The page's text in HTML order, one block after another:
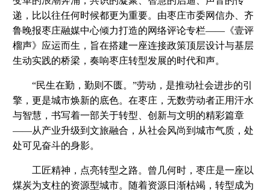
递，比以往任何时候都更为重要。由枣庄市委网信办、齐
鲁晚报枣庄融媒中心倾力打造的网络评论专栏——《壹评
榴声》应运而生，旨在搭建一座连接政策顶层设计与基层
生动实践的桥梁，奏响枣庄转型发展的时代和声。
“民生在勤，勤则不匮。”劳动，是推动社会进步的引
擎，更是城市焕新的底色。在枣庄，无数劳动者正用汗水
与智慧，书写着一部关于转型、创新与文明的精彩篇章
——从产业升级到文旅融合，从社会风尚到城市气质，处
处可见奋斗的身影。
工匠精神，点亮转型之路。曾几何时，枣庄是一座以
煤炭为支柱的资源型城市。随着资源日渐枯竭，转型成为